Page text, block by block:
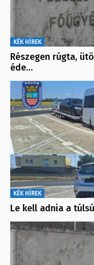
KÉK HÍREK
Részegen rúgta,
éde…
KÉK HÍREK
Le kell adnia a